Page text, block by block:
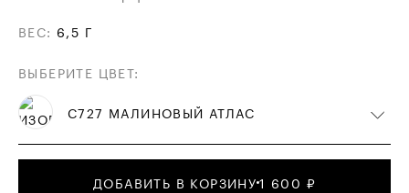
ВЕС: 6,5 Г
ВЫБЕРИТЕ ЦВЕТ:
С727 МАЛИНОВЫЙ АТЛАС
ДОБАВИТЬ В КОРЗИНУ1 600 ₽